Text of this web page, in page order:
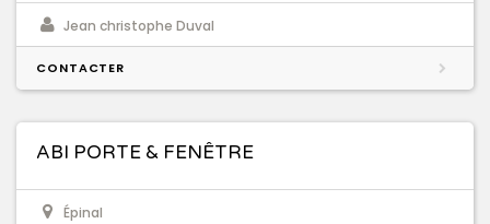
Jean christophe Duval
CONTACTER
ABI PORTE & FENÊTRE
Épinal